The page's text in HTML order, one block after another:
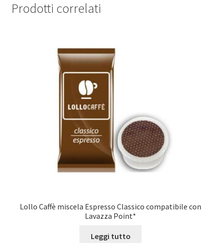
Prodotti correlati
Lollo Caffè miscela Espresso Classico compatibile con
Lavazza Point*
Leggi tutto